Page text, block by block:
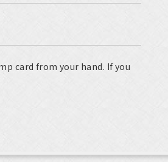
card from your hand. If you